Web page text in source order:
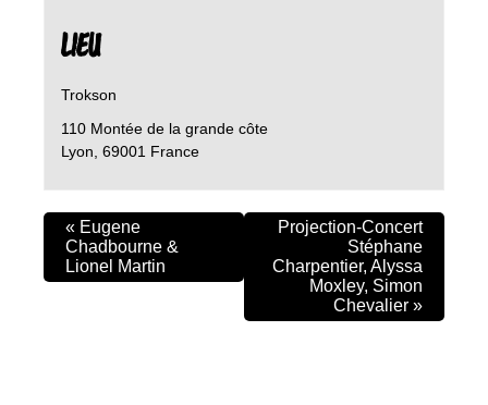
LIEU
Trokson
110 Montée de la grande côte
Lyon 69001 France
« Eugene
Chadbourne &
Lionel Martin
Projection-Concert
Stéphane
Charpentier, Alyssa
Moxley, Simon
Chevalier »